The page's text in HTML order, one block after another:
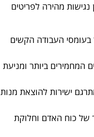
נגישות מהירה לפריטים
העבודה הקשים
ביותר ומניעת
ישירות להוצאת מנות
של כוח האדם וחלוקת